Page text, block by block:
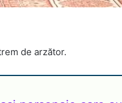
de arzător.